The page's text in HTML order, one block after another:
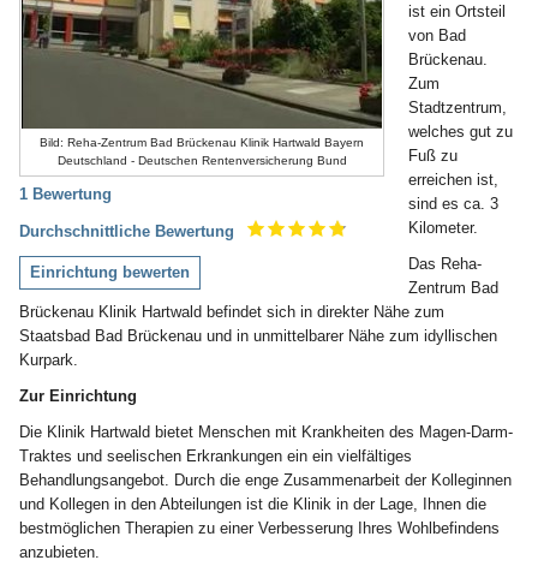
Bild: Reha-Zentrum Bad Brückenau Klinik Hartwald Bayern
Deutschland - Deutschen Rentenversicherung Bund
1 Bewertung
Durchschnittliche Bewertung
Einrichtung bewerten
ist ein Ortsteil
von Bad
Brückenau.
Zum
Stadtzentrum,
welches gut zu
Fuß zu
erreichen ist,
sind es ca. 3
Kilometer.
Das Reha-
Zentrum Bad
Brückenau Klinik Hartwald befindet sich in direkter Nähe zum
Staatsbad Bad Brückenau und in unmittelbarer Nähe zum idyllischen
Kurpark.
Zur Einrichtung
Die Klinik Hartwald bietet Menschen mit Krankheiten des Magen-Darm-
Traktes und seelischen Erkrankungen ein ein vielfältiges
Behandlungsangebot. Durch die enge Zusammenarbeit der Kolleginnen
und Kollegen in den Abteilungen ist die Klinik in der Lage, Ihnen die
bestmöglichen Therapien zu einer Verbesserung Ihres Wohlbefindens
anzubieten.